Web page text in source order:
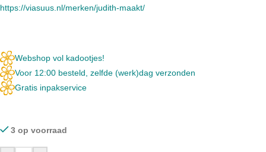
https://viasuus.nl/merken/judith-maakt/
Webshop vol kadootjes!
Voor 12:00 besteld, zelfde (werk)dag verzonden
Gratis inpakservice
3 op voorraad